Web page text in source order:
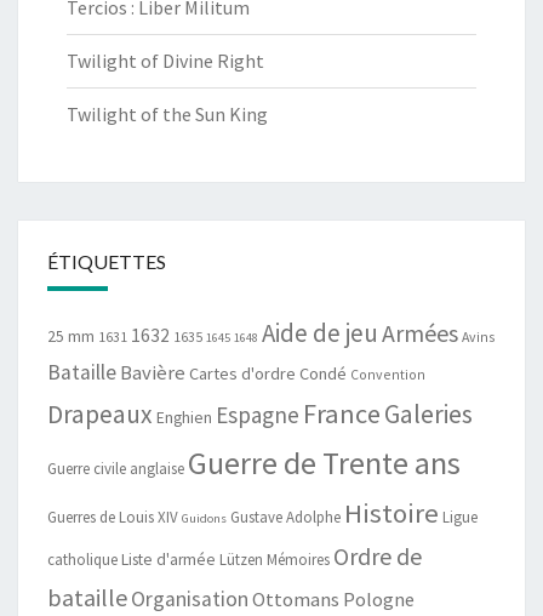
Tercios : Liber Militum
Twilight of Divine Right
Twilight of the Sun King
ÉTIQUETTES
25 mm 1631 1632 1635 1645 1648 Aide de jeu Armées Avins
BatailleBavière Cartes d'ordre Condé Convention
Drapeaux Enghien Espagne FranceGaleries
Guerre civile anglaise Guerre de Trente ans
Guerres de Louis XIV Guidons Gustave Adolphe Histoire Ligue
catholiqueListe d'armée Lützen Mémoires Ordre de
batailleOrganisationOttomans Pologne